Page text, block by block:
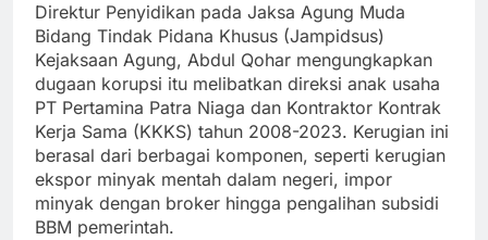
Direktur Penyidikan pada Jaksa Agung Muda
Bidang Tindak Pidana Khusus (Jampidsus)
Kejaksaan Agung, Abdul Qohar mengungkapkan
dugaan korupsi itu melibatkan direksi anak usaha
PT Pertamina Patra Niaga dan Kontraktor Kontrak
Kerja Sama (KKKS) tahun 2008-2023. Kerugian ini
berasal dari berbagai komponen, seperti kerugian
ekspor minyak mentah dalam negeri, impor
minyak dengan broker hingga pengalihan subsidi
BBM pemerintah.